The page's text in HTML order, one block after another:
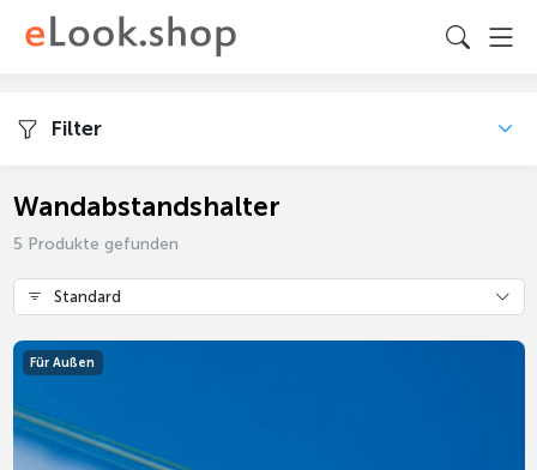
Filter
Wandabstandshalter
5 Produkte gefunden
Standard
Für Außen